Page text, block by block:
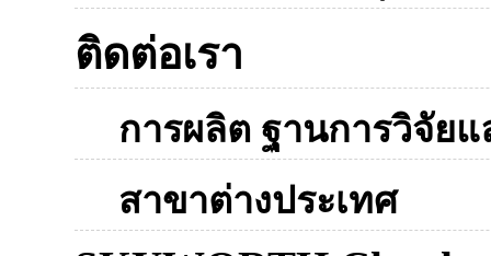
ติดต่อเรา
การผลิต ฐานการวิจัย
สาขาต่างประเทศ